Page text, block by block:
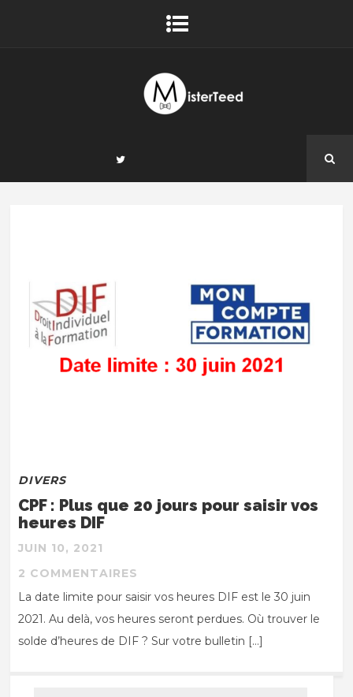
DIVERS
CPF : Plus que 20 jours pour saisir vos
heures DIF
JUIN 10, 2021
2 COMMENTAIRES
La date limite pour saisir vos heures DIF est le 30 juin
2021. Au delà, vos heures seront perdues. Où trouver le
solde d’heures de DIF ? Sur votre bulletin […]